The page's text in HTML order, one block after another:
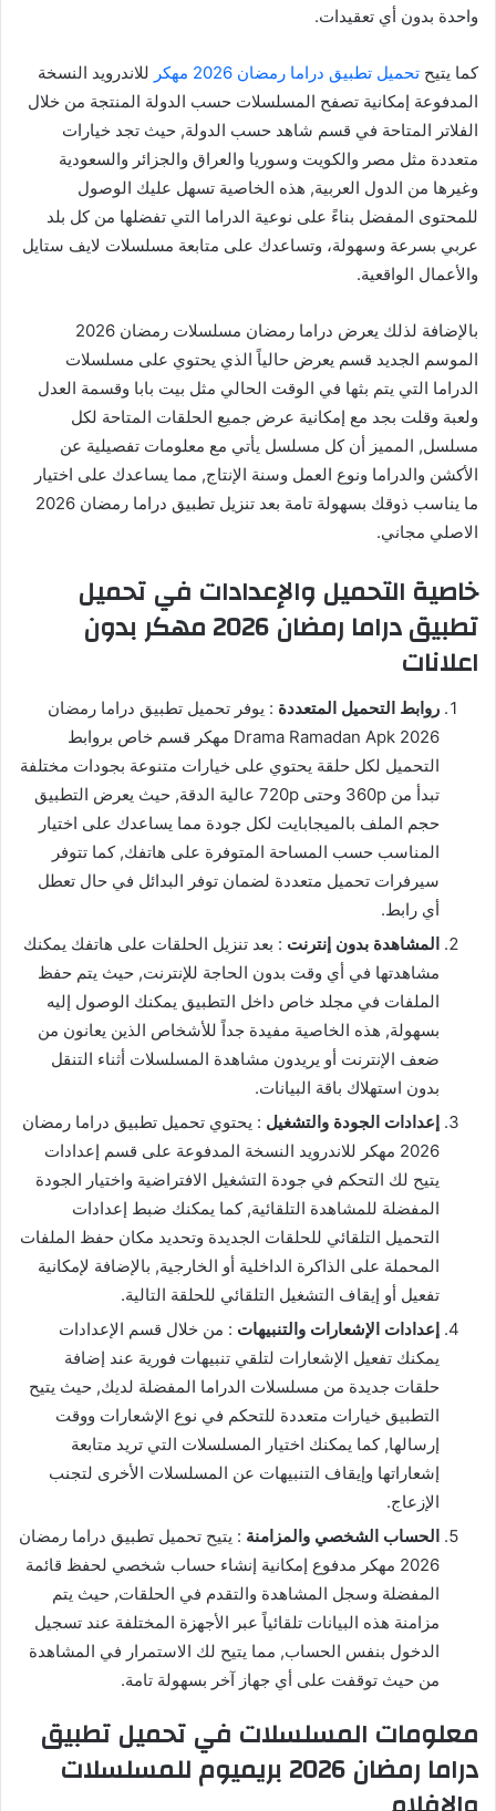
واحدة بدون أي تعقيدات.
كما يتيح تحميل تطبيق دراما رمضان 2026 مهكر
للاندرويد النسخة
المدفوعة إمكانية تصفح المسلسلات حسب الدولة المنتجة من خلال
الفلاتر المتاحة في قسم شاهد حسب الدولة, حيث تجد خيارات
متعددة مثل مصر والكويت وسوريا والعراق والجزائر والسعودية
وغيرها من الدول العربية, هذه الخاصية تسهل عليك الوصول
للمحتوى المفضل بناءً على نوعية الدراما التي تفضلها من كل بلد
عربي بسرعة وسهولة، وتساعدك على متابعة مسلسلات لايف ستايل
والأعمال الواقعية.
بالإضافة لذلك يعرض دراما رمضان مسلسلات رمضان 2026
الموسم الجديد قسم يعرض حالياً الذي يحتوي على مسلسلات
الدراما التي يتم بثها في الوقت الحالي مثل بيت بابا وقسمة العدل
ولعبة وقلت بجد مع إمكانية عرض جميع الحلقات المتاحة لكل
مسلسل, المميز أن كل مسلسل يأتي مع معلومات تفصيلية عن
الأكشن والدراما ونوع العمل وسنة الإنتاج, مما يساعدك على اختيار
ما يناسب ذوقك بسهولة تامة بعد تنزيل تطبيق دراما رمضان 2026
الاصلي مجاني.
خاصية التحميل والإعدادات في تحميل
تطبيق دراما رمضان 2026 مهكر بدون
اعلانات
روابط التحميل المتعددة : يوفر تحميل تطبيق دراما رمضان
2026 Drama Ramadan Apk مهكر قسم خاص بروابط
التحميل لكل حلقة يحتوي على خيارات متنوعة بجودات مختلفة
تبدأ من 360p وحتى 720p عالية الدقة, حيث يعرض التطبيق
حجم الملف بالميجابايت لكل جودة مما يساعدك على اختيار
المناسب حسب المساحة المتوفرة على هاتفك, كما تتوفر
سيرفرات تحميل متعددة لضمان توفر البدائل في حال تعطل
أي رابط.
المشاهدة بدون إنترنت : بعد تنزيل الحلقات على هاتفك يمكنك
مشاهدتها في أي وقت بدون الحاجة للإنترنت, حيث يتم حفظ
الملفات في مجلد خاص داخل التطبيق يمكنك الوصول إليه
بسهولة, هذه الخاصية مفيدة جداً للأشخاص الذين يعانون من
ضعف الإنترنت أو يريدون مشاهدة المسلسلات أثناء التنقل
بدون استهلاك باقة البيانات.
إعدادات الجودة والتشغيل : يحتوي تحميل تطبيق دراما رمضان
2026 مهكر للاندرويد النسخة المدفوعة على قسم إعدادات
يتيح لك التحكم في جودة التشغيل الافتراضية واختيار الجودة
المفضلة للمشاهدة التلقائية, كما يمكنك ضبط إعدادات
التحميل التلقائي للحلقات الجديدة وتحديد مكان حفظ الملفات
المحملة على الذاكرة الداخلية أو الخارجية, بالإضافة لإمكانية
تفعيل أو إيقاف التشغيل التلقائي للحلقة التالية.
إعدادات الإشعارات والتنبيهات : من خلال قسم الإعدادات
يمكنك تفعيل الإشعارات لتلقي تنبيهات فورية عند إضافة
حلقات جديدة من مسلسلات الدراما المفضلة لديك, حيث يتيح
التطبيق خيارات متعددة للتحكم في نوع الإشعارات ووقت
إرسالها, كما يمكنك اختيار المسلسلات التي تريد متابعة
إشعاراتها وإيقاف التنبيهات عن المسلسلات الأخرى لتجنب
الإزعاج.
الحساب الشخصي والمزامنة : يتيح تحميل تطبيق دراما رمضان
2026 مهكر مدفوع إمكانية إنشاء حساب شخصي لحفظ قائمة
المفضلة وسجل المشاهدة والتقدم في الحلقات, حيث يتم
مزامنة هذه البيانات تلقائياً عبر الأجهزة المختلفة عند تسجيل
الدخول بنفس الحساب, مما يتيح لك الاستمرار في المشاهدة
من حيث توقفت على أي جهاز آخر بسهولة تامة.
معلومات المسلسلات في تحميل تطبيق
دراما رمضان 2026 بريميوم للمسلسلات